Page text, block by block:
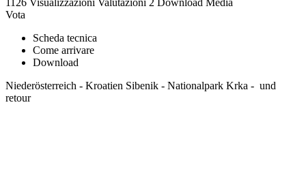
1126 Visualizzazioni Valutazioni 2 Download Media
Vota
Scheda tecnica
Come arrivare
Download
Niederösterreich - Kroatien Sibenik - Nationalpark Krka - und
retour